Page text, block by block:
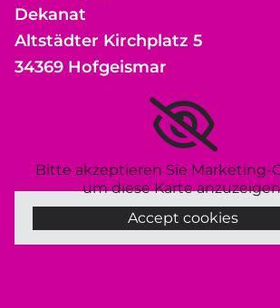
Dekanat
Altstädter Kirchplatz 5
34369 Hofgeismar
Bitte akzeptieren Sie Marketing-
um diese Karte
Accept cookies